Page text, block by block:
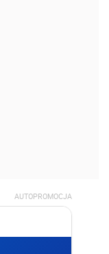
AUTOPROMOCJA